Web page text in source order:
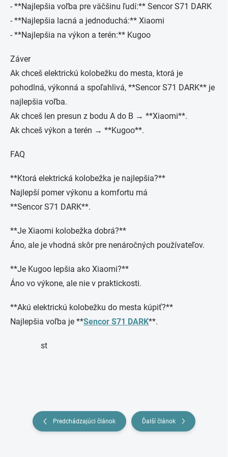
- **Najlepšia voľba pre väčšinu ľudí:** Sencor S71 DARK
- **Najlepšia lacná a jednoduchá:** Xiaomi
- **Najlepšia na výkon a terén:** Kugoo
Záver
Ak chceš elektrickú kolobežku do mesta, ktorá je
pohodlná, výkonná a spoľahlivá, **Sencor S71 DARK** je
najlepšia voľba.
Ak chceš len presun z bodu A do B → **Xiaomi**.
Ak chceš výkon a terén → **Kugoo**.
FAQ
**Ktorá elektrická kolobežka je najlepšia?**
Najlepší pomer výkonu a komfortu má
**Sencor S71 DARK**.
**Je Xiaomi kolobežka dobrá?**
Áno, ale je vhodná skôr pre nenáročných používateľov.
**Je Kugoo lepšia ako Xiaomi?**
Áno vo výkone, ale nie v praktickosti.
**Akú elektrickú kolobežku do mesta kúpiť?**
Najlepšia voľba je **Sencor S71 DARK**.
st
Predchádzajúci článok Ďalší článok